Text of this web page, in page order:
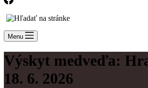
Menu
Výskyt medveďa:
18. 6. 2026